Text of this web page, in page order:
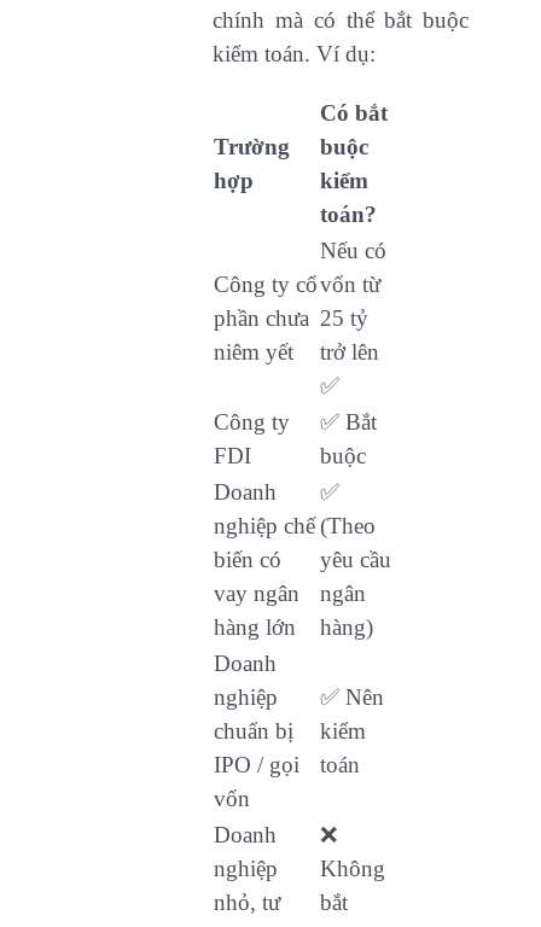
chính mà có thể bắt buộc
kiểm toán. Ví dụ:
Trường
hợp
Có bắt
buộc
kiểm
toán?
Công ty cổ
phần chưa
niêm yết
Nếu có
vốn từ
25 tỷ
trở lên
✅
Công ty
FDI
✅ Bắt
buộc
Doanh
nghiệp chế
biến có
vay ngân
hàng lớn
✅
(Theo
yêu cầu
ngân
hàng)
Doanh
nghiệp
chuẩn bị
IPO / gọi
vốn
✅ Nên
kiểm
toán
Doanh
nghiệp
nhỏ, tư
❌
Không
bắt